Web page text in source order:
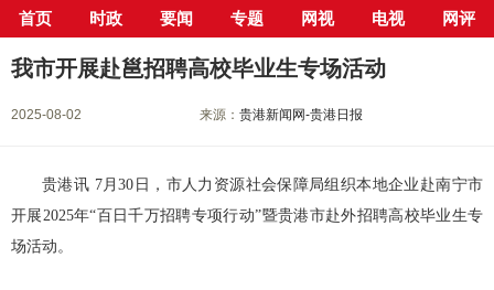
首页 时政 要闻 专题 网视 电视 网评
当前位置： 首页> 新闻中心> 要闻> 正文
我市开展赴邕招聘高校毕业生专场活动
2025-08-02 来源：贵港新闻网-贵港日报
贵港讯 7月30日，市人力资源社会保障局组织本地企业赴南宁市
开展2025年“百日千万招聘专项行动”暨贵港市赴外招聘高校毕业生专
场活动。